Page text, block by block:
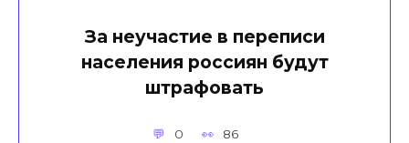
За неучастие в переписи
населения россиян будут
штрафовать
0 86